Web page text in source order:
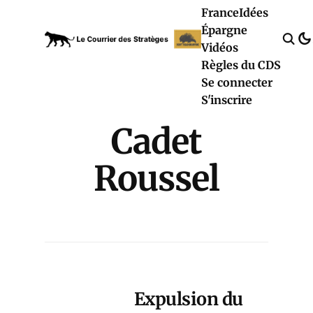
FranceIdées
Épargne
Vidéos
Règles du CDS
Se connecter
S'inscrire
Cadet
Roussel
Expulsion du